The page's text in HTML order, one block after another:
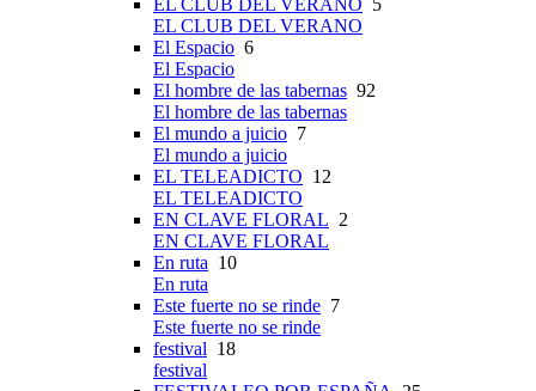
EL CLUB DEL VERANO 5
EL CLUB DEL VERANO
El Espacio 6
El Espacio
El hombre de las tabernas 92
El hombre de las tabernas
El mundo a juicio 7
El mundo a juicio
EL TELEADICTO 12
EL TELEADICTO
EN CLAVE FLORAL 2
EN CLAVE FLORAL
En ruta 10
En ruta
Este fuerte no se rinde 7
Este fuerte no se rinde
festival 18
festival